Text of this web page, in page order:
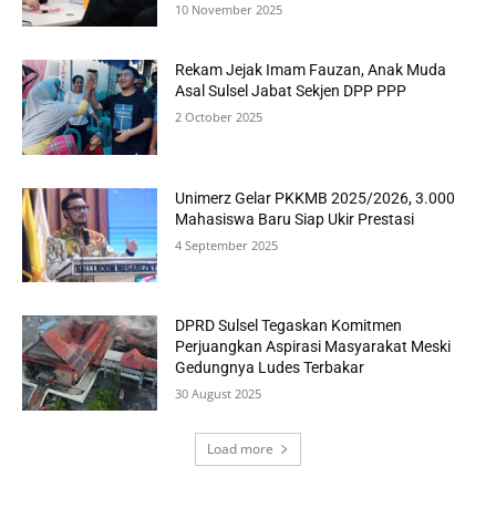
10 November 2025
Rekam Jejak Imam Fauzan, Anak Muda
Asal Sulsel Jabat Sekjen DPP PPP
2 October 2025
Unimerz Gelar PKKMB 2025/2026, 3.000
Mahasiswa Baru Siap Ukir Prestasi
4 September 2025
DPRD Sulsel Tegaskan Komitmen
Perjuangkan Aspirasi Masyarakat Meski
Gedungnya Ludes Terbakar
30 August 2025
Load more